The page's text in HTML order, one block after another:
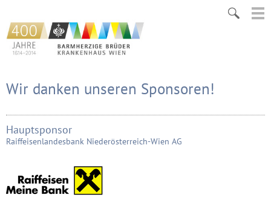
Wir danken unseren Sponsoren!
Hauptsponsor
Raiffeisenlandesbank Niederösterreich-Wien AG